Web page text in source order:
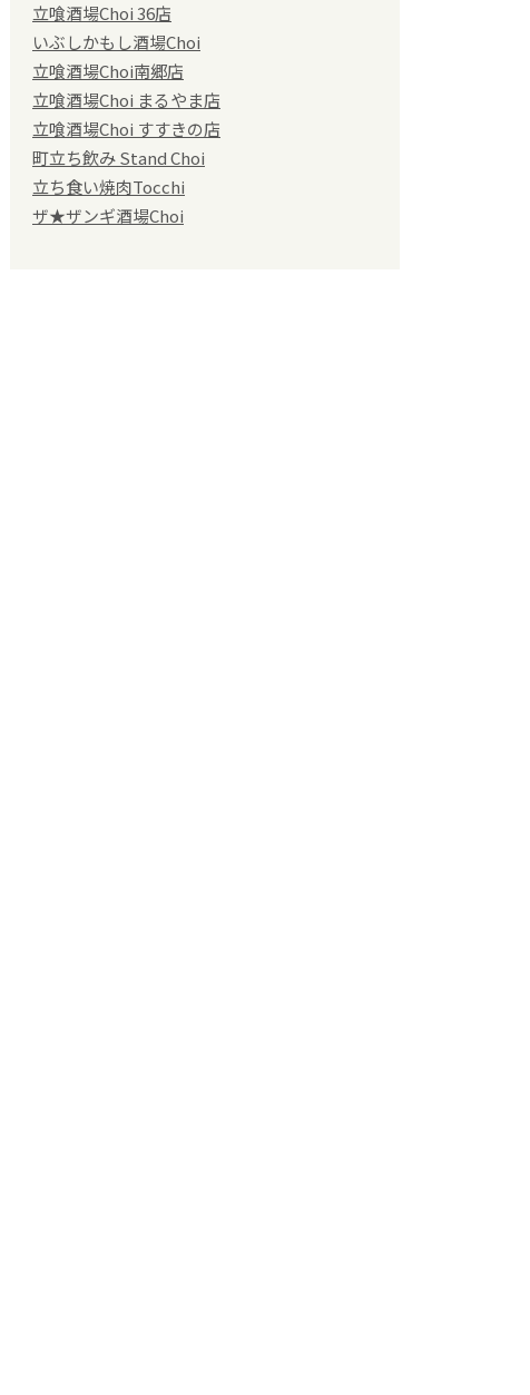
立喰酒場Choi 36店
いぶしかもし酒場Choi
立喰酒場Choi南郷店
立喰酒場Choi まるやま店
立喰酒場Choi すすきの店
町立ち飲み Stand Choi
立ち食い焼肉Tocchi
ザ★ザンギ酒場Choi